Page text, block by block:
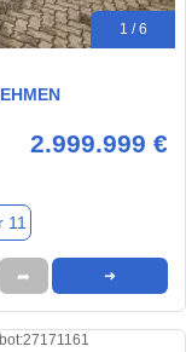
1 / 6
2.999.999 €
11
➦ ➜